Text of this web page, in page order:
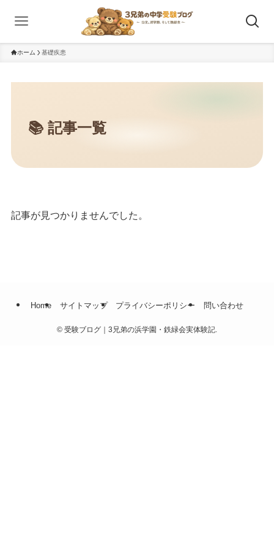
ホーム 基礎疾患
記事が見つかりませんでした。
Home サイトマップ プライバシーポリシー 問い合わせ
© 受験ブログ｜3兄弟の浜学園・鉄緑会実体験記.